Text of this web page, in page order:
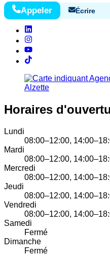
Appeler Écrire
Horaires
Lundi
08:00–12:00,
Mardi
08:00–12:00,
Mercredi
08:00–12:00,
Jeudi
08:00–12:00,
Vendredi
08:00–12:00,
Samedi
Fermé
Dimanche
Fermé